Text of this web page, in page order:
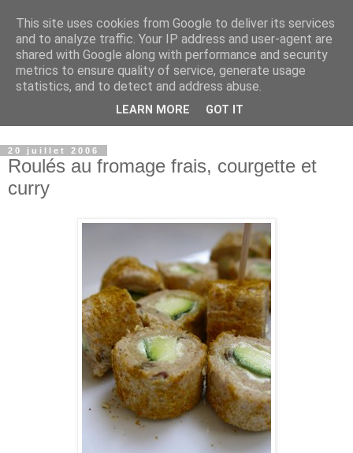
Sucré - Salé
La particularité de mes recettes : j’associe souvent le sucré-
salé et je suis toujours attentive aux quantités de gras et de
sucre, (petit défaut professionnel:je suis diététicienne...)
20 juillet 2006
Roulés au fromage frais, courgette et
curry
This site uses cookies from Google to deliver its services
and to analyze traffic. Your IP address and user-agent are
shared with Google along with performance and security
metrics to ensure quality of service, generate usage
statistics, and to detect and address abuse.
LEARN MORE GOT IT